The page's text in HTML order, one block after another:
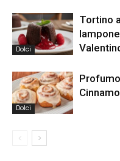
Dolci
Tortino
Dolci